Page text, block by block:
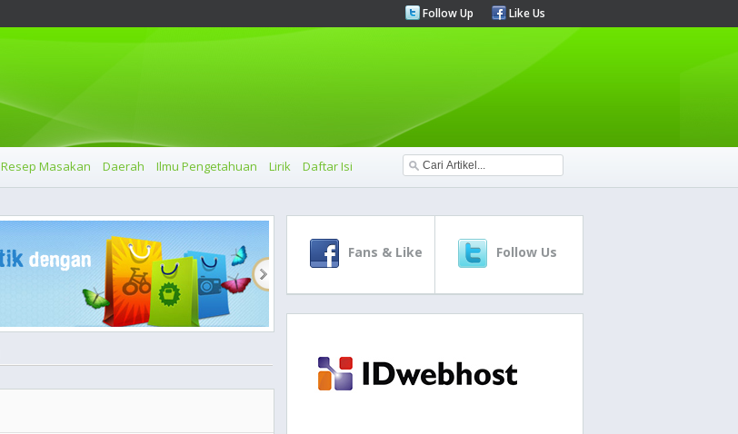
Follow Up Like Us
Resep Masakan Daerah Ilmu Pengetahuan Lirik Daftar Isi
Fans & Like Follow Us